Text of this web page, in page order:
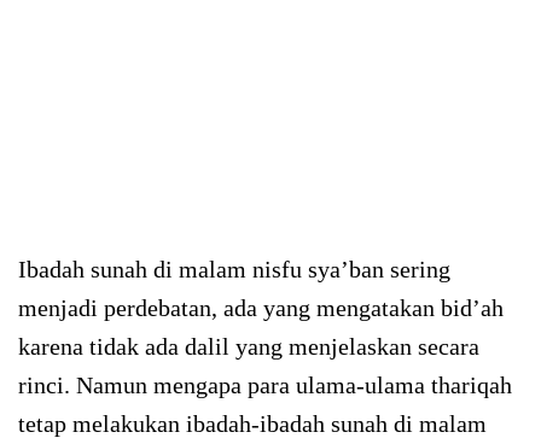
Ibadah sunah di malam nisfu sya’ban sering
menjadi perdebatan, ada yang mengatakan bid’ah
karena tidak ada dalil yang menjelaskan secara
rinci. Namun mengapa para ulama-ulama thariqah
tetap melakukan ibadah-ibadah sunah di malam